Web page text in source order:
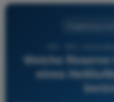
Welche
eines